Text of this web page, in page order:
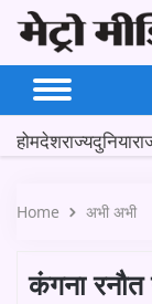
होमदेशराज्यदुनिया
Home अभी अभी
कंगना